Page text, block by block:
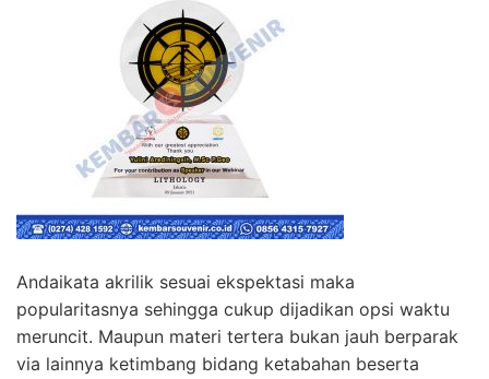
Andaikata akrilik sesuai ekspektasi maka
popularitasnya sehingga cukup dijadikan opsi waktu
meruncit. Maupun materi tertera bukan jauh berparak
via lainnya ketimbang bidang ketabahan beserta